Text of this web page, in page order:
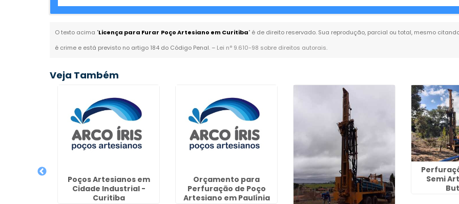
O texto acima "Licença para Furar Poço Artesiano em Curitiba" é de direito reservado. Sua reprodução, parcial ou total, mesmo
é crime e está previsto no artigo 184 do Código Penal. – Lei n° 9.610-98 sobre direitos autorais.
Veja Também
Poços Artesianos em
Cidade Industrial -
Curitiba
Orçamento para
Perfuração de Poço
Artesiano em Paulínia
Semi